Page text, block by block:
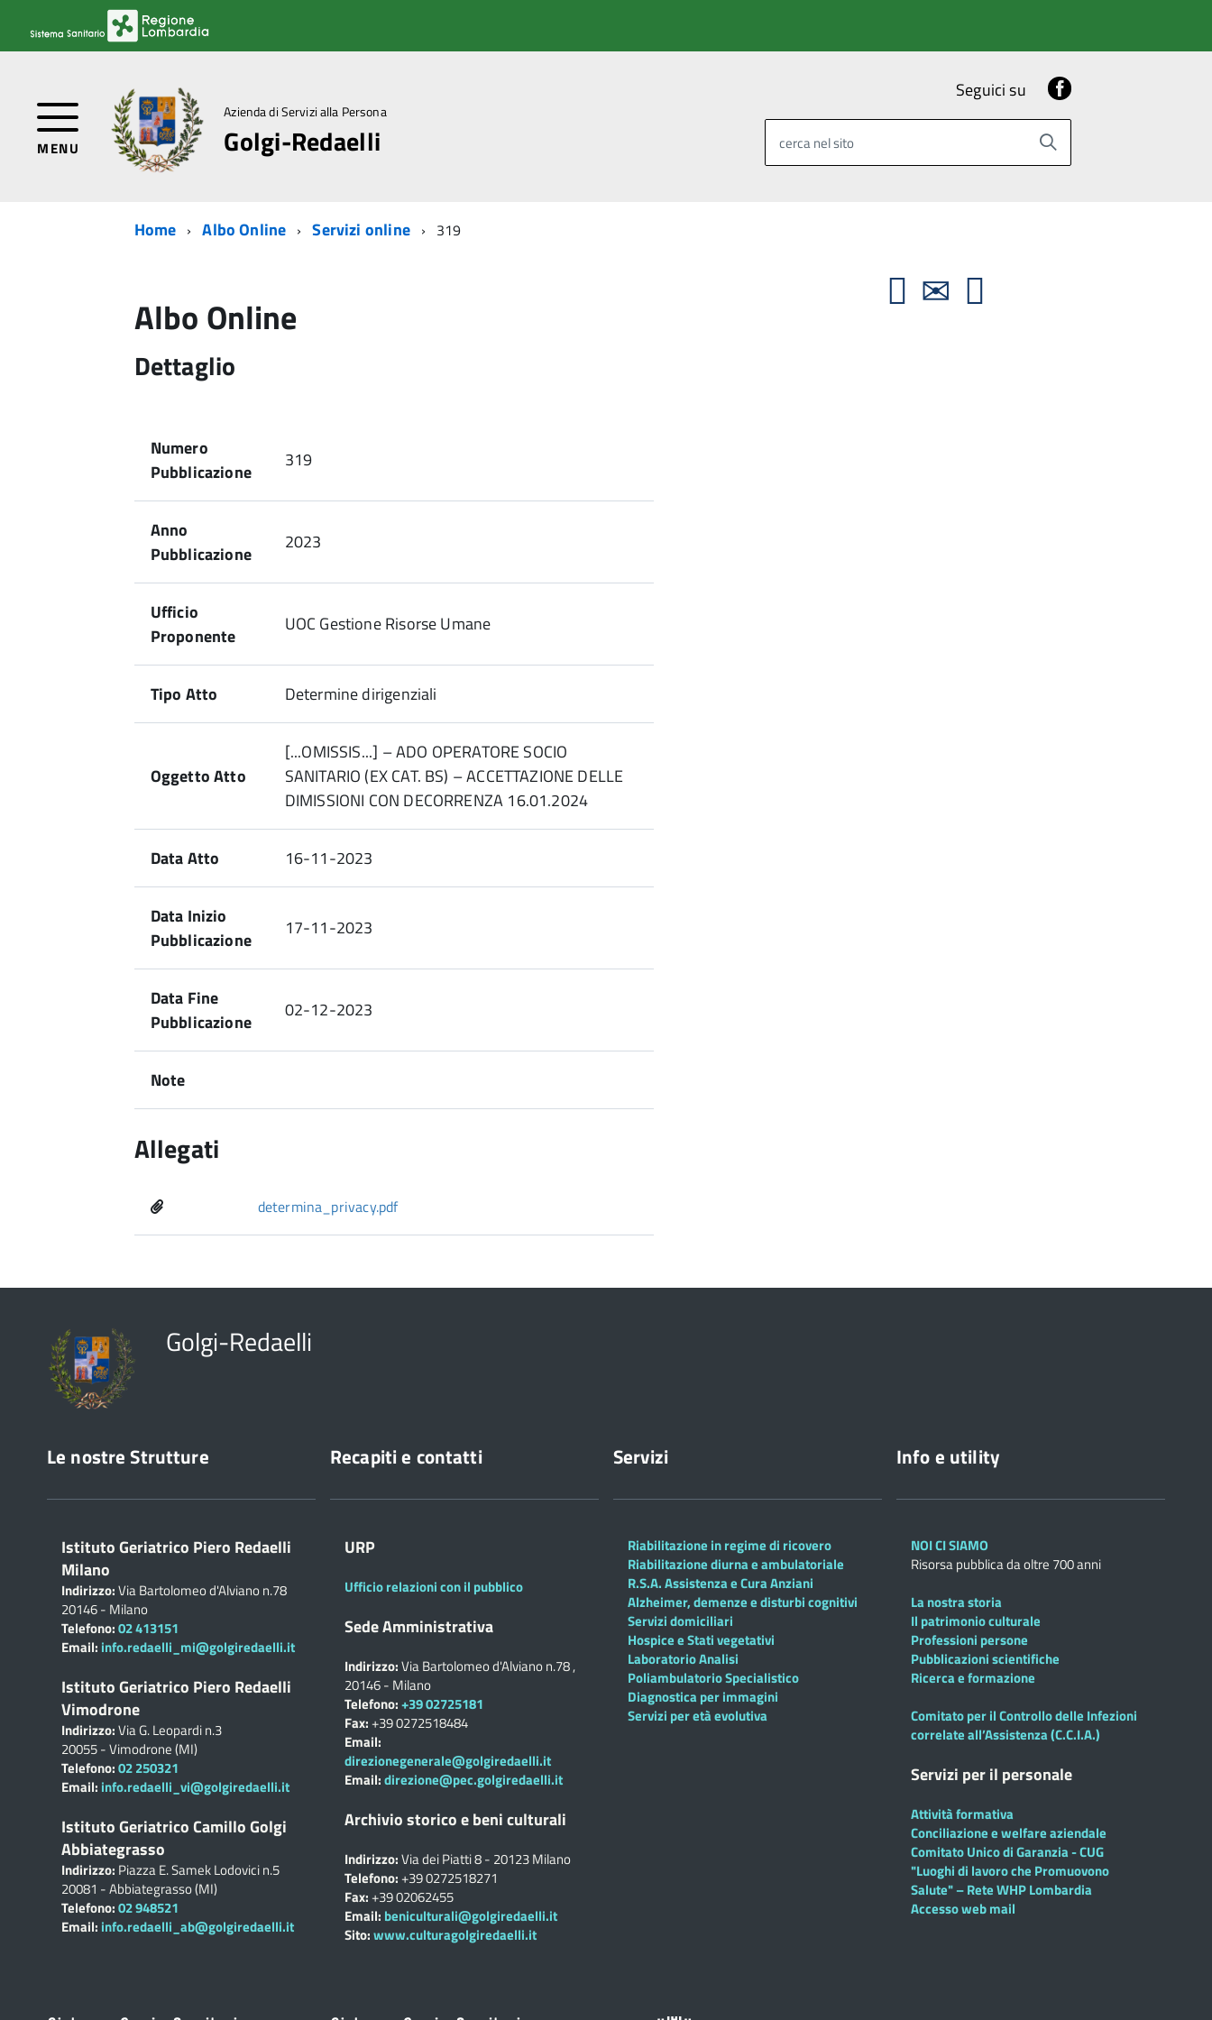
MENU
Azienda di Servizi alla Persona
Golgi-Redaelli
Seguici su
cerca nel sito
Home Albo Online Servizi online 319
Albo Online
Dettaglio
Numero
Pubblicazione
319
Anno
Pubblicazione
2023
Ufficio
Proponente
UOC Gestione Risorse Umane
Tipo Atto Determine dirigenziali
Oggetto Atto
[...OMISSIS...] – ADO OPERATORE SOCIO
SANITARIO (EX CAT. BS) – ACCETTAZIONE DELLE
DIMISSIONI CON DECORRENZA 16.01.2024
Data Atto 16-11-2023
Data Inizio
Pubblicazione
17-11-2023
Data Fine
Pubblicazione
02-12-2023
Note
Allegati
determina_privacy.pdf
Golgi-Redaelli
Le nostre Strutture
Istituto Geriatrico Piero Redaelli
Milano
Indirizzo:Via Bartolomeo d'Alviano n.78
20146 - Milano
Telefono:02 413151
Email: info.redaelli_mi@golgiredaelli.it
Istituto Geriatrico Piero Redaelli
Vimodrone
Indirizzo:Via G. Leopardi n.3
20055 - Vimodrone (MI)
Telefono:02 250321
Email: info.redaelli_vi@golgiredaelli.it
Istituto Geriatrico Camillo Golgi
Abbiategrasso
Indirizzo: Piazza E. Samek Lodovici n.5
20081 - Abbiategrasso (MI)
Telefono:02 948521
Email: info.redaelli_ab@golgiredaelli.it
Recapiti e contatti
URP
Ufficio relazioni con il pubblico
Sede Amministrativa
Indirizzo:Via Bartolomeo d'Alviano n.78 ,
20146 - Milano
Telefono:+39 02725181
Fax:+39 0272518484
Email:
direzionegenerale@golgiredaelli.it
Email:direzione@pec.golgiredaelli.it
Archivio storico e beni culturali
Indirizzo:Via dei Piatti 8 - 20123 Milano
Telefono:+39 0272518271
Fax:+39 02062455
Email: beniculturali@golgiredaelli.it
Sito:www.culturagolgiredaelli.it
Servizi
Riabilitazione in regime di ricovero
Riabilitazione diurna e ambulatoriale
R.S.A. Assistenza e Cura Anziani
Alzheimer, demenze e disturbi cognitivi
Servizi domiciliari
Hospice e Stati vegetativi
Laboratorio Analisi
Poliambulatorio Specialistico
Diagnostica per immagini
Servizi per età evolutiva
Info e utility
NOI CI SIAMO
Risorsa pubblica da oltre 700 anni
La nostra storia
Il patrimonio culturale
Professioni persone
Pubblicazioni scientifiche
Ricerca e formazione
Comitato per il Controllo delle Infezioni
correlate all’Assistenza (C.C.I.A.)
Servizi per il personale
Attività formativa
Conciliazione e welfare aziendale
Comitato Unico di Garanzia - CUG
"Luoghi di lavoro che Promuovono
Salute" – Rete WHP Lombardia
Accesso web mail